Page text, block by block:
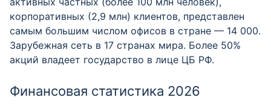
корпоративных (2,9 млн) клиентов, представлен
самым большим числом офисов в стране — 14 000.
Зарубежная сеть в 17 странах мира. Более 50%
акций владеет государство в лице ЦБ РФ.
Финансовая статистика 2026